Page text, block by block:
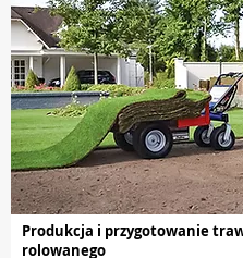
Produkcja i przygotowanie
rolowanego